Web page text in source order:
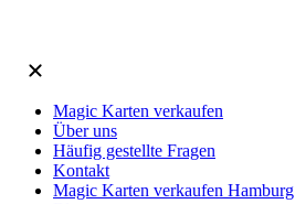
Magic Karten verkaufen
Über uns
Häufig gestellte Fragen
Kontakt
Magic Karten verkaufen Hamburg